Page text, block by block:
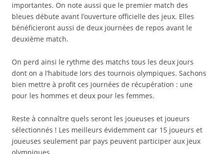
importantes. On note aussi que le premier match des
bleues débute avant l’ouverture officielle des jeux. Elles
bénéficieront aussi de deux journées de repos avant le
deuxième match.
On perd ainsi le rythme des matchs tous les deux jours
dont on a l’habitude lors des tournois olympiques. Sachons
bien mettre à profit ces journées de récupération : une
pour les hommes et deux pour les femmes.
Reste à connaître quels seront les joueuses et joueurs
sélectionnés ! Les meilleurs évidemment car 15 joueurs et
joueuses seulement par pays peuvent participer aux jeux